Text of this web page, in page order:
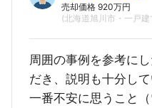
売却価格 920万円
(北海道旭川市・一戸建
周囲の事例を参考に
だき、説明も十分し
一番不安に思うこと